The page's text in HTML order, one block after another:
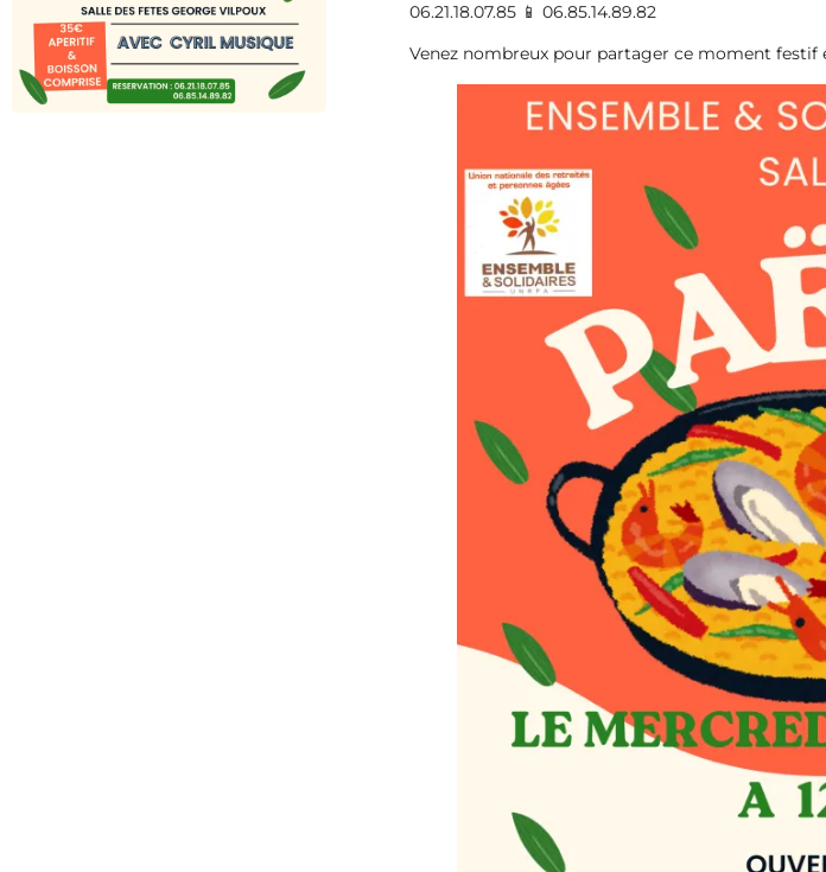
06.21.18.07.85 📱 06.85.14.89.82
Venez nombreux pour partager ce moment festif